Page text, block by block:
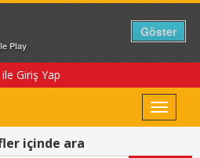
Giriş Yap
Toggle
içinde ara
Play
Göster